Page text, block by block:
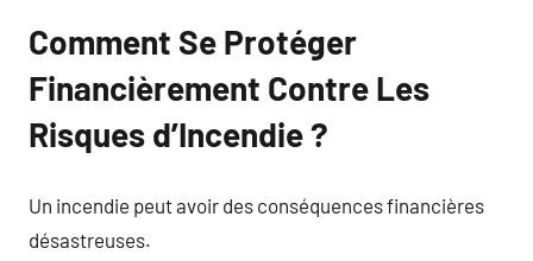
Comment Se Protéger
Financièrement Contre Les
Risques d’Incendie ?
Un incendie peut avoir des conséquences financières
désastreuses.